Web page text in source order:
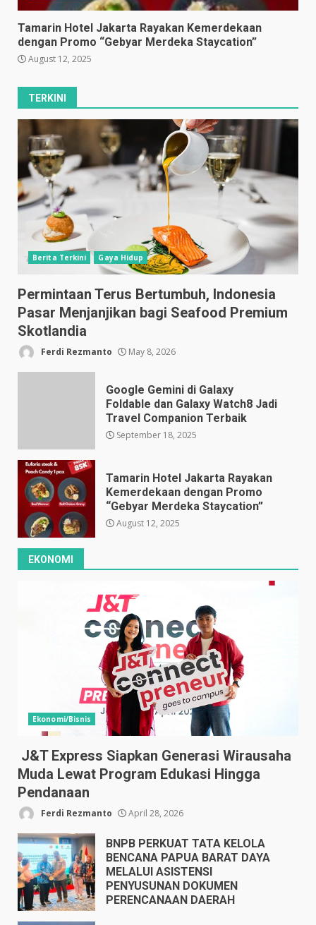
Tamarin Hotel Jakarta Rayakan Kemerdekaan
dengan Promo “Gebyar Merdeka Staycation”
August 12, 2025
TERKINI
Berita Terkini Gaya Hidup
Permintaan Terus Bertumbuh, Indonesia
Pasar Menjanjikan bagi Seafood Premium
Skotlandia
Ferdi Rezmanto May 8, 2026
Google Gemini di Galaxy
Foldable dan Galaxy Watch8 Jadi
Travel Companion Terbaik
September 18, 2025
Tamarin Hotel Jakarta Rayakan
Kemerdekaan dengan Promo
“Gebyar Merdeka Staycation”
August 12, 2025
EKONOMI
Ekonomi/Bisnis
J&T Express Siapkan Generasi Wirausaha
Muda Lewat Program Edukasi Hingga
Pendanaan
Ferdi Rezmanto April 28, 2026
BNPB PERKUAT TATA KELOLA
BENCANA PAPUA BARAT DAYA
MELALUI ASISTENSI
PENYUSUNAN DOKUMEN
PERENCANAAN DAERAH